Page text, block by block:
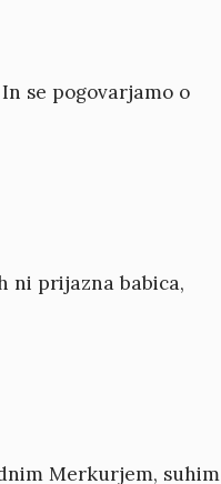
se pogovarjamo o
ni prijazna babica,
Merkurjem, suhim